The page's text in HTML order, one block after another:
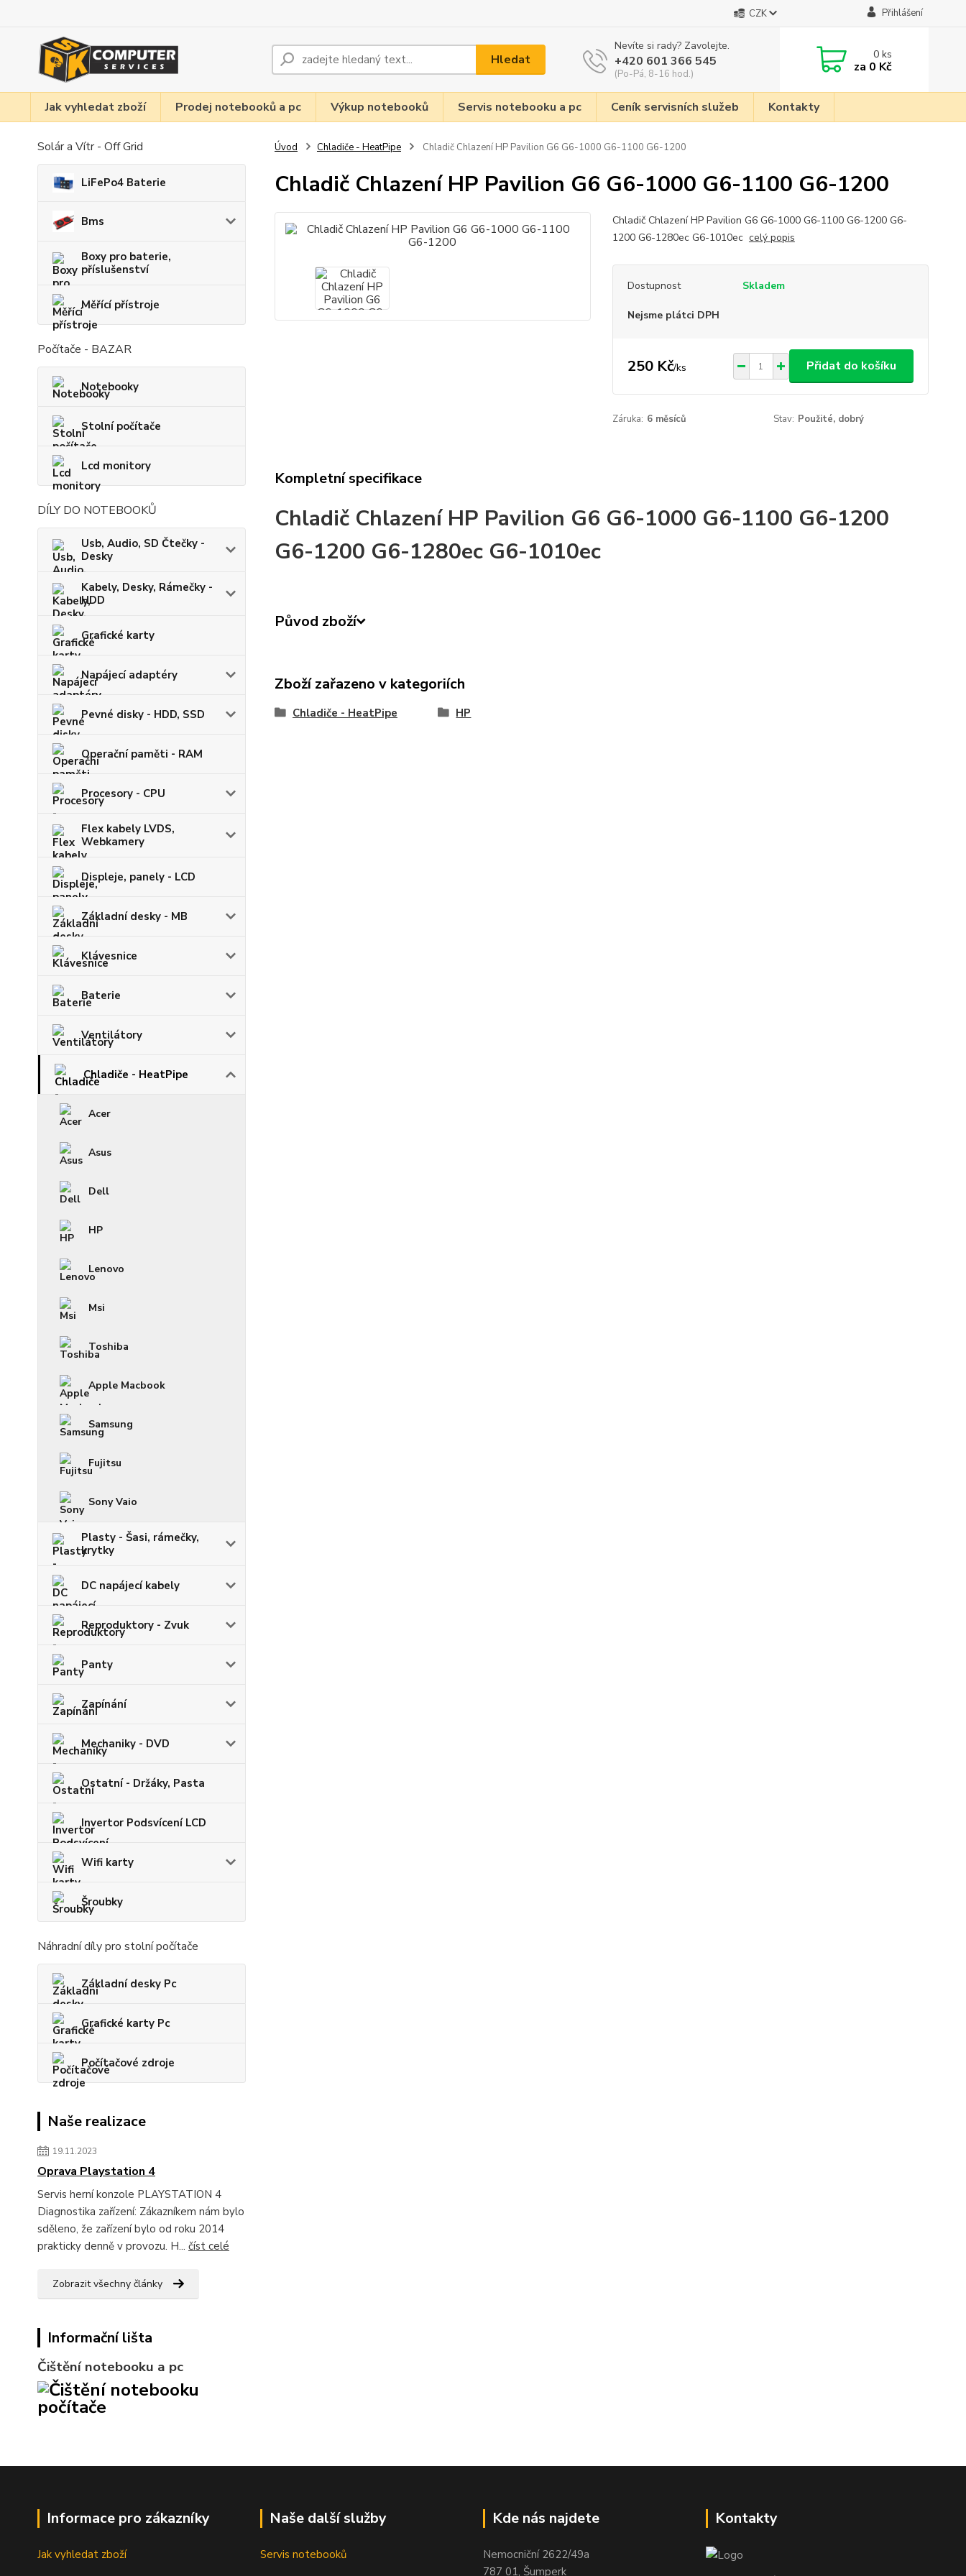
CZK Přihlášení
Hledat
Nevíte si rady? Zavolejte.
+420 601 366 545
(Po-Pá, 8-16 hod.)
0ks
za 0 Kč
Jak vyhledat zboží Prodej notebooků a pc Výkup notebooků Servis notebooku a pc Ceník servisních služeb Kontakty
Solár a Vítr - Off Grid
LiFePo4 Baterie
Bms
Boxy pro baterie,
příslušenství
Měřící přístroje
Počítače - BAZAR
Notebooky
Stolní počítače
Lcd monitory
DÍLY DO NOTEBOOKŮ
Usb, Audio, SD Čtečky -
Desky
Kabely, Desky, Rámečky -
HDD
Grafické karty
Napájecí adaptéry
Pevné disky - HDD, SSD
Operační paměti - RAM
Procesory - CPU
Flex kabely LVDS,
Webkamery
Displeje, panely - LCD
Základní desky - MB
Klávesnice
Baterie
Ventilátory
Chladiče - HeatPipe
Acer
Asus
Dell
HP
Lenovo
Msi
Toshiba
Apple Macbook
Samsung
Fujitsu
Sony Vaio
Plasty - Šasi, rámečky,
krytky
DC napájecí kabely
Reproduktory - Zvuk
Panty
Zapínání
Mechaniky - DVD
Ostatní - Držáky, Pasta
Invertor Podsvícení LCD
Wifi karty
Šroubky
Náhradní díly pro stolní počítače
Základní desky Pc
Grafické karty Pc
Počítačové zdroje
Naše realizace
19.11.2023
Oprava Playstation 4
Servis herní konzole PLAYSTATION 4
Diagnostika zařízení: Zákazníkem nám bylo
sděleno, že zařízení bylo od roku 2014
prakticky denně v provozu. H... číst celé
Zobrazit všechny články
Informační lišta
Čištění notebooku a pc
Úvod Chladiče - HeatPipe Chladič Chlazení HP Pavilion G6 G6-1000 G6-1100 G6-1200
Chladič Chlazení HP Pavilion G6 G6-1000 G6-1100 G6-1200
Chladič Chlazení HP Pavilion G6 G6-1000 G6-1100 G6-1200 G6-
1200 G6-1280ec G6-1010ec celý popis
Dostupnost Skladem
Nejsme plátci DPH
250 Kč/ks Přidat do košíku
Záruka: 6 měsíců Stav: Použité, dobrý
Kompletní specifikace
Chladič Chlazení HP Pavilion G6 G6-1000 G6-1100 G6-1200
G6-1200 G6-1280ec G6-1010ec
Původ zboží
Zboží zařazeno v kategoriích
Chladiče - HeatPipe HP
Informace pro zákazníky
Jak vyhledat zboží
Naše další služby
Servis notebooků
Kde nás najdete
Nemocniční 2622/49a
787 01, Šumperk
Kontakty